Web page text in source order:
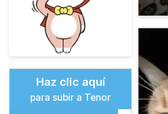
Haz clic aquí
para subir a Tenor